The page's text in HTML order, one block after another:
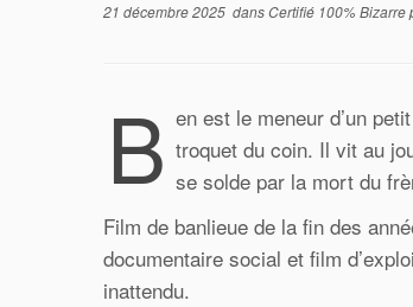
21 décembre 2025 dansCertifié 100% Bizarre
B en est le meneur d’un
troquet du coin. Il vit au
se solde par la mort du
Film de banlieue de la fin des
documentaire social et film
inattendu.